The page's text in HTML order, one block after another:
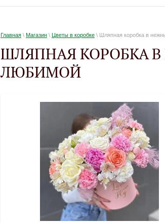
Главная \ Магазин \ Цветы в коробке \ Шляпная коробка в
ШЛЯПНАЯ КОРОБКА
ЛЮБИМОЙ